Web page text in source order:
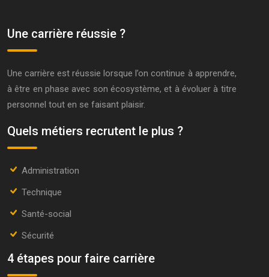
Une carrière réussie ?
Une carrière est réussie lorsque l’on continue à apprendre,
à être en phase avec son écosystème, et à évoluer à titre
personnel tout en se faisant plaisir.
Quels métiers recrutent le plus ?
Administration
Technique
Santé-social
Sécurité
4 étapes pour faire carrière